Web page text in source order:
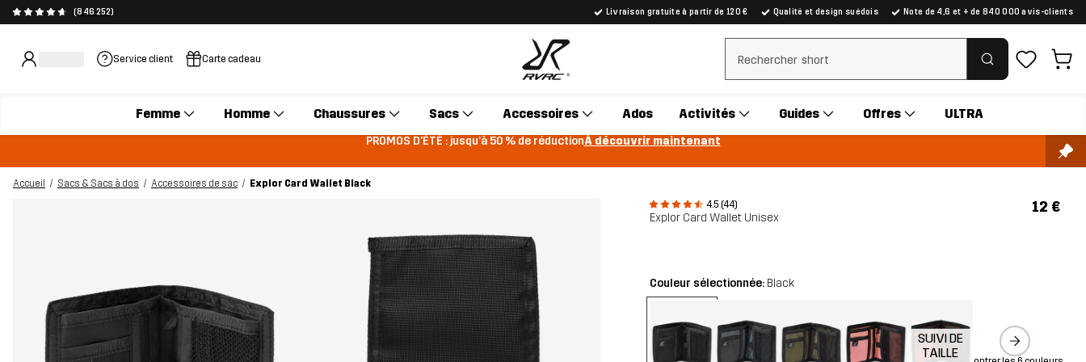
(846 252) Livraison gratuite à partir de 120 € Qualité et design suédois Note de 4,6 et + de 840 000 avis-clients
Service client Carte cadeau Effacer la recherche
Femme Homme Chaussures Sacs Accessoires Ados Activités Guides Offres ULTRA
PROMOS D'ÉTÉ : jusqu’à 50 % de réductionÀ découvrir maintenant
Accueil Sacs & Sacs à dos Accessoires de sac
Explor Card Wallet Black
4.5 (44)
Explor Card Wallet Unisex
12 €
Couleur sélectionnée: Black
SUIVI DE
TAILLE